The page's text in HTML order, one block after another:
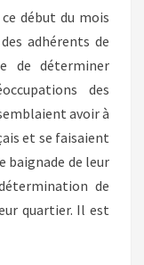
début du mois
adhérents de
de déterminer
des
avoir à
et se faisaient
baignade de leur
de
quartier. Il est